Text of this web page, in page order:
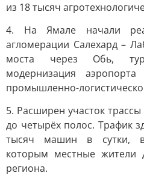
из 18 тысяч
4. На Ямале начали
агломерации Салехард –
моста через Обь,
модернизация
промышленно-
5. Расширен участок
до четырёх полос. Трафик
тысяч машин в сутки,
которым местные жители
региона.